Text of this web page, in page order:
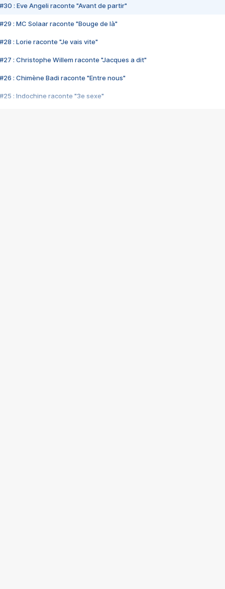
#30 : Eve Angeli raconte "Avant de partir"
#29 : MC Solaar raconte "Bouge de là"
#28 : Lorie raconte "Je vais vite"
#27 : Christophe Willem raconte "Jacques a dit"
#26 : Chimène Badi raconte "Entre nous"
#25 : Indochine raconte "3e sexe"